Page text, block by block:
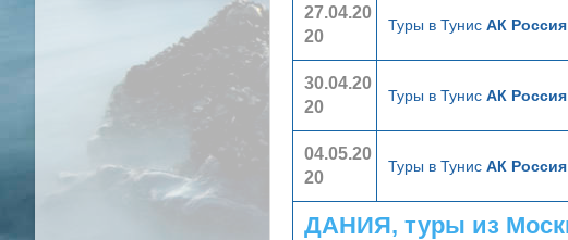
27.04.20
20
Туры в Тунис АК
30.04.20
20
Туры в Тунис АК
04.05.20
20
Туры в Тунис АК
ДАНИЯ, туры из